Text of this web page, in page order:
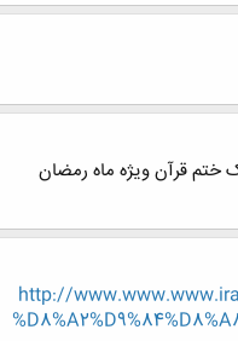
قرآن ویژه ماه رمضان
http://